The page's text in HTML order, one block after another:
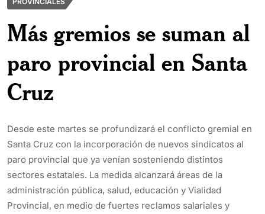
Más gremios se suman al
paro provincial en Santa
Cruz
Desde este martes se profundizará el conflicto gremial en
Santa Cruz con la incorporación de nuevos sindicatos al
paro provincial que ya venían sosteniendo distintos
sectores estatales. La medida alcanzará áreas de la
administración pública, salud, educación y Vialidad
Provincial, en medio de fuertes reclamos salariales y